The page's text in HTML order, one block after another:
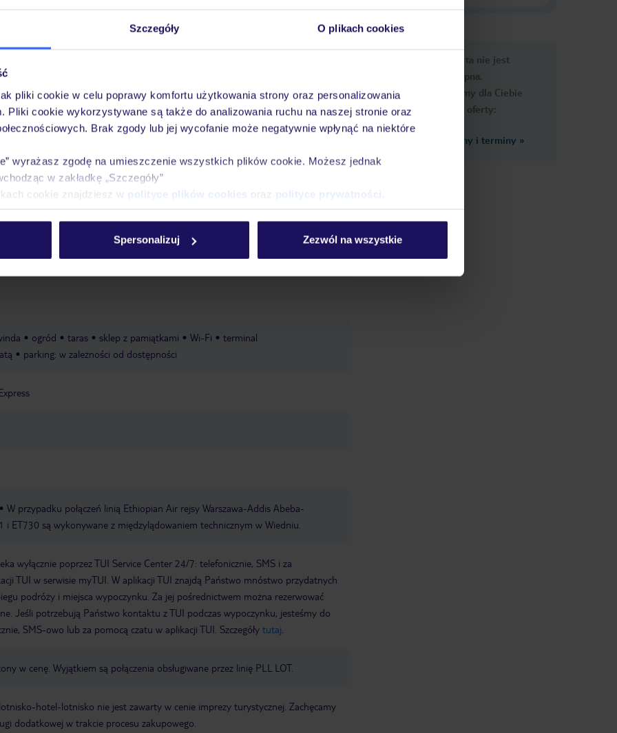
Szczegóły O plikach cookies
pliki cookie w celu poprawy komfortu użytkowania strony oraz personalizowania
Pliki cookie wykorzystywane są także do analizowania ruchu na naszej stronie oraz
Brak zgody lub jej wycofanie może negatywnie wpłynąć na niektóre
wyrażasz zgodę na umieszczenie wszystkich plików cookie. Możesz jednak
w zakładkę „Szczegóły”
cookie znajdziesz w polityce plików cookies oraz polityce prywatności
Spersonalizuj Zezwól na wszystkie
Ważne
łóżeczka dla dzieci/niemowląt: na zapytanie wysokie krzesełka dla dzieci
kajaki
zabiegi pielęgnacyjno-kosmetyczne szkoła nurkowania PADI
ogród taras sklep z pamiątkami Wi-Fi
terminal
parking: w zależności od dostępności
W przypadku połączeń linią Ethiopian Air rejsy Warszawa-Addis Abeba-
i ET730 są wykonywane z międzylądowaniem technicznym w Wiedniu.
wyłącznie poprzez TUI Service Center 24/7: telefonicznie, SMS i za
TUI w serwisie myTUI. W aplikacji TUI znajdą Państwo mnóstwo przydatnych
podróży i miejsca wypoczynku. Za jej pośrednictwem można rezerwować
Jeśli potrzebują Państwo kontaktu z TUI podczas wypoczynku, jesteśmy do
SMS-owo lub za pomocą czatu w aplikacji TUI. Szczegóły tutaj
w cenę. Wyjątkiem są połączenia obsługiwane przez linię PLL LOT.
hotel-lotnisko nie jest zawarty w cenie imprezy turystycznej. Zachęcamy
dodatkowej w trakcie procesu zakupowego.
Ups, ta oferta nie jest
dostępna.
Przygotowaliśmy dla Ciebie
podobne oferty:
Zobacz inne ceny i terminy »